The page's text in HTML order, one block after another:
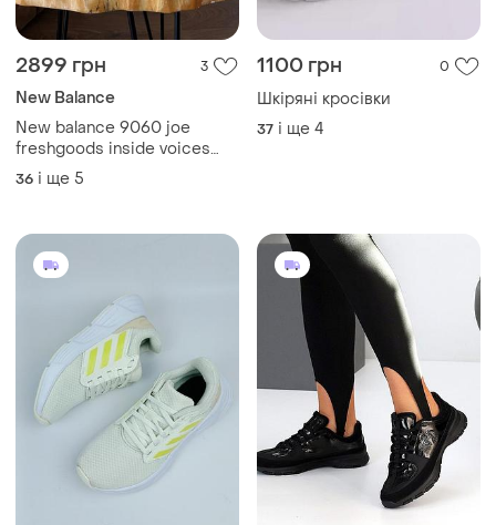
New balance 9060 joe
freshgoods inside voices
baby shower blue
36 і ще 5
і ще
2100 грн 1480 грн 2
Стильні жіночі чорні
кросівки осінні еко-шкіра